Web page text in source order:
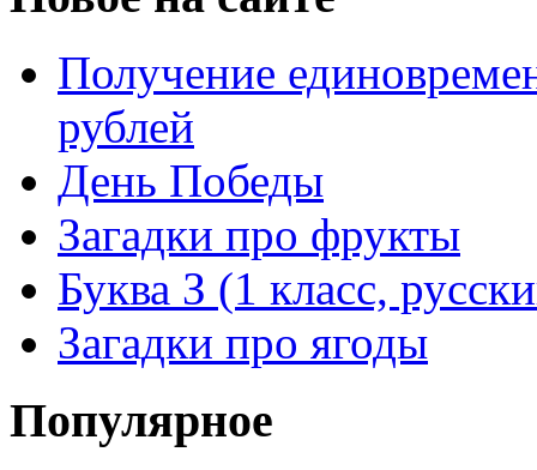
Получение
рублей
День Победы
Загадки про фрукты
Буква З (1 класс,
Загадки про ягоды
Популярное